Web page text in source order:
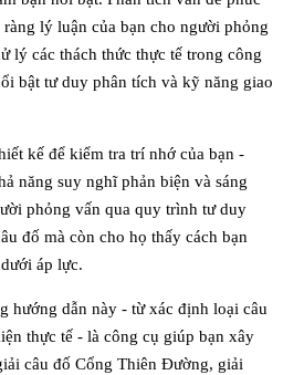
lý luận của bạn cho người phỏng
lý các thách thức thực tế trong công
bật tư duy phân tích và kỹ năng giao
kế để kiểm tra trí nhớ của bạn -
năng suy nghĩ phản biện và sáng
phỏng vấn qua quy trình tư duy
đố mà còn cho họ thấy cách bạn
áp lực.
hướng dẫn này - từ xác định loại câu
thực tế - là công cụ giúp bạn xây
câu đố Cổng Thiên Đường, giải